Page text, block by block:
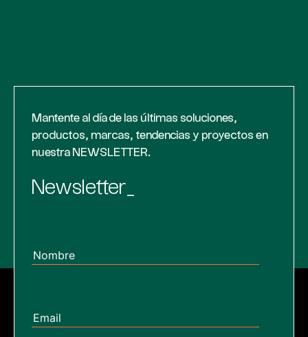
Mantente al día de las últimas soluciones,
productos, marcas, tendencias y proyectos en
nuestra NEWSLETTER.
Newsletter_